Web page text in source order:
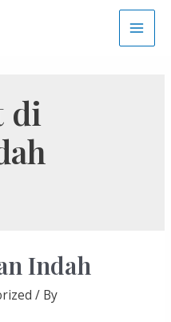
Main
di
Indah
/ By